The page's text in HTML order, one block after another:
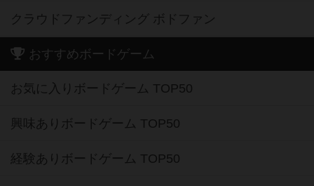
クラウドファンディング ボドファン
おすすめボードゲーム
お気に入りボードゲーム TOP50
興味ありボードゲーム TOP50
経験ありボードゲーム TOP50